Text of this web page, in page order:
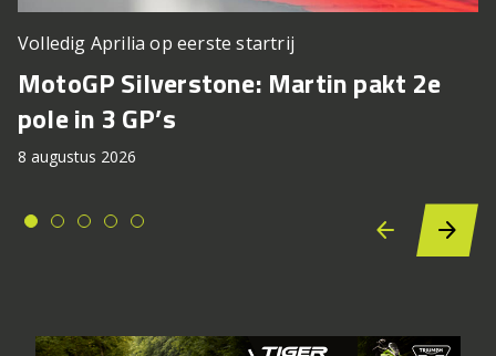
Volledig Aprilia op eerste startrij
MotoGP Silverstone: Martin pakt 2e
pole in 3 GP’s
8 augustus 2026